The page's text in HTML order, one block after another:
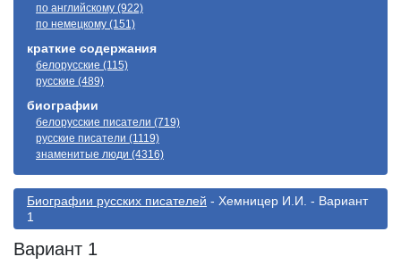
по английскому (922)
по немецкому (151)
краткие содержания
белорусские (115)
русские (489)
биографии
белорусские писатели (719)
русские писатели (1119)
знаменитые люди (4316)
Биографии русскиx писателей - Хемницер И.И. - Вариант
1
Вариант 1